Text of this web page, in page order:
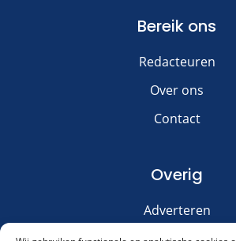
Bereik ons
Redacteuren
Over ons
Contact
Overig
Adverteren